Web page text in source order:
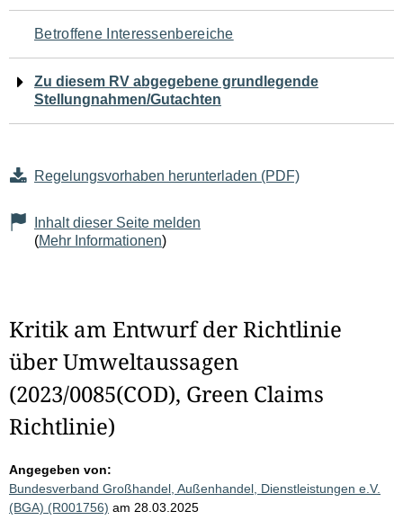
den
Seiteninhalt
Betroffene Interessenbereiche
Zu diesem RV abgegebene grundlegende
Stellungnahmen/Gutachten
Regelungsvorhaben herunterladen (PDF)
Inhalt dieser Seite melden
(Mehr Informationen)
Kritik am Entwurf der Richtlinie
über Umweltaussagen
(2023/0085(COD), Green Claims
Richtlinie)
Angegeben von:
Bundesverband Großhandel, Außenhandel, Dienstleistungen e.V.
(BGA) (R001756) am 28.03.2025